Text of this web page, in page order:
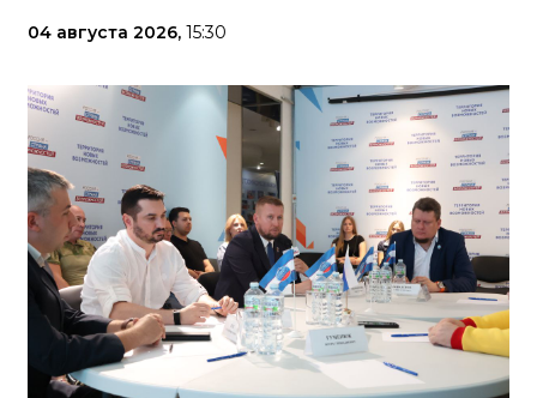
04 августа 2026, 15:30